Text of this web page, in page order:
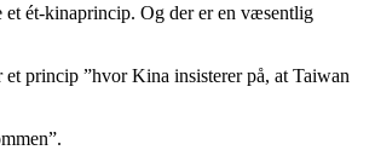
ét-kinaprincip. Og der er en væsentlig
princip ”hvor Kina insisterer på, at Taiwan